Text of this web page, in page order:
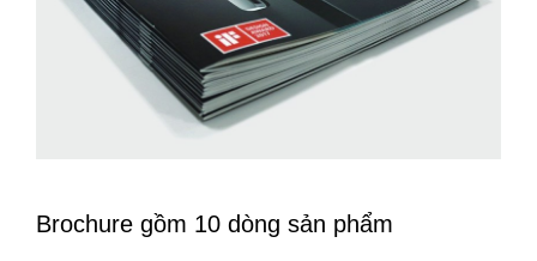
Brochure gồm 10 dòng sản phẩm